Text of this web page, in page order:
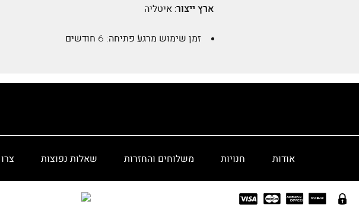
ארץ ייצור:איטליה
זמן שימוש מרגע פתיחה: 6 חודשים
אודות חנויות משלוחים והחזרות שאלות נפוצות